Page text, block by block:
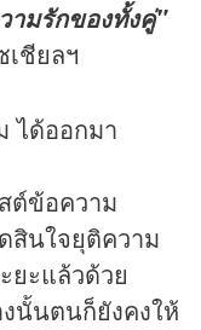
ามรักของทั้งคู่"
ชียลฯ
ได้ออกมา
ต์ข้อความ
สินใจยุติความ
ยะแล้วด้วย
นั้นตนก็ยังคงให้